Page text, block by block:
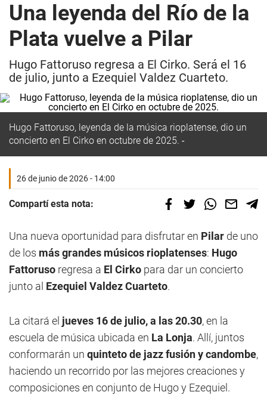
Una leyenda del Río de la
Plata vuelve a Pilar
Hugo Fattoruso regresa a El Cirko. Será el 16
de julio, junto a Ezequiel Valdez Cuarteto.
Hugo Fattoruso, leyenda de la música rioplatense, dio un
concierto en El Cirko en octubre de 2025.
26 de junio de 2026 - 14:00
Compartí esta nota:
Una nueva oportunidad para disfrutar en Pilar de uno
de los más grandes músicos rioplatenses: Hugo
Fattoruso regresa a El Cirko para dar un concierto
junto al Ezequiel Valdez Cuarteto.
La citará el jueves 16 de julio, a las 20.30, en la
escuela de música ubicada en La Lonja. Allí, juntos
conformarán un quinteto de jazz fusión y candombe,
haciendo un recorrido por las mejores creaciones y
composiciones en conjunto de Hugo y Ezequiel.